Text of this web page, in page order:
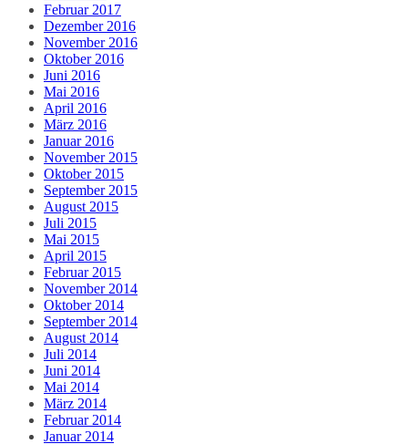
Februar 2017
Dezember 2016
November 2016
Oktober 2016
Juni 2016
Mai 2016
April 2016
März 2016
Januar 2016
November 2015
Oktober 2015
September 2015
August 2015
Juli 2015
Mai 2015
April 2015
Februar 2015
November 2014
Oktober 2014
September 2014
August 2014
Juli 2014
Juni 2014
Mai 2014
März 2014
Februar 2014
Januar 2014